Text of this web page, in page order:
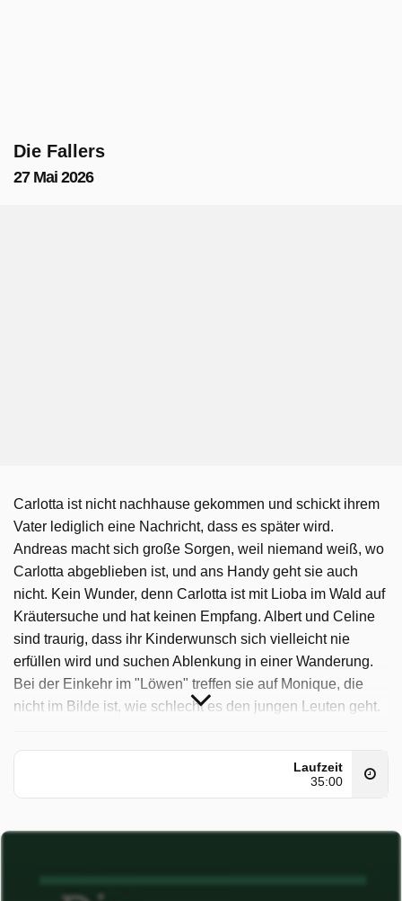
Die Fallers
27 Mai 2026
Carlotta ist nicht nachhause gekommen und schickt ihrem
Vater lediglich eine Nachricht, dass es später wird.
Andreas macht sich große Sorgen, weil niemand weiß, wo
Carlotta abgeblieben ist, und ans Handy geht sie auch
nicht. Kein Wunder, denn Carlotta ist mit Lioba im Wald auf
Kräutersuche und hat keinen Empfang. Albert und Celine
sind traurig, dass ihr Kinderwunsch sich vielleicht nie
erfüllen wird und suchen Ablenkung in einer Wanderung.
Bei der Einkehr im "Löwen" treffen sie auf Monique, die
nicht im Bilde ist, wie schlecht es den jungen Leuten geht.
Albert geboren war und betritt damit bei Celine ein
Minenfeld. Im Rathaus wird ein üppiger Präsentkorb für
Bernhard abgegeben - von einem anonymen Spender. Der
sind erlaubt, und der Korb ist deutlich mehr wert.
Laufzeit
35:00